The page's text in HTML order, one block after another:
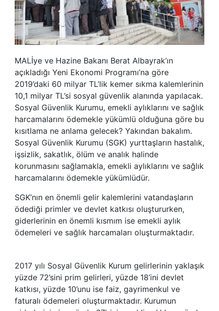
MALİye ve Hazine Bakanı Berat Albayrak’ın
açıkladığı Yeni Ekonomi Programı’na göre
2019’daki 60 milyar TL’lik kemer sıkma kalemlerinin
10,1 milyar TL’si sosyal güvenlik alanında yapılacak.
Sosyal Güvenlik Kurumu, emekli aylıklarını ve sağlık
harcamalarını ödemekle yükümlü olduğuna göre bu
kısıtlama ne anlama gelecek? Yakından bakalım.
Sosyal Güvenlik Kurumu (SGK) yurttaşların hastalık,
işsizlik, sakatlık, ölüm ve analık halinde
korunmasını sağlamakla, emekli aylıklarını ve sağlık
harcamalarını ödemekle yükümlüdür.
SGK’nın en önemli gelir kalemlerini vatandaşların
ödediği primler ve devlet katkısı oluştururken,
giderlerinin en önemli kısmım ise emekli aylık
ödemeleri ve sağlık harcamaları oluşturmaktadır.
2017 yılı Sosyal Güvenlik Kurum gelirlerinin yaklaşık
yüzde 72’sini prim gelirleri, yüzde 18’ini devlet
katkısı, yüzde 10’unu ise faiz, gayrimenkul ve
faturalı ödemeleri oluşturmaktadır. Kurumun